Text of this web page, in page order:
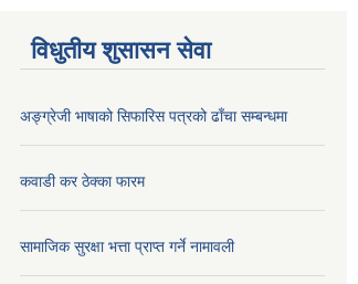
विधुतीय शुसासन सेवा
अङ्ग्रेजी भाषाको सिफारिस पत्रको ढाँचा सम्बन्धमा
कवाडी कर ठेक्का फारम
सामाजिक सुरक्षा भत्ता प्राप्त गर्ने नामावली